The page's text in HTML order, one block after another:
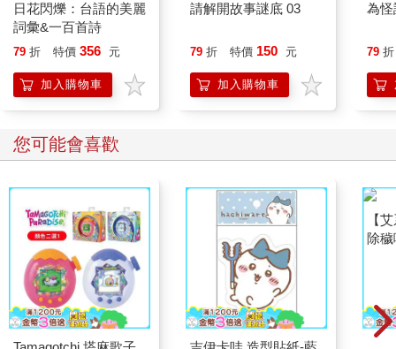
日花閃爍：台語的美麗
詞彙&一百首詩
79 折 特價 356 元
加入購物車
請解開故事謎底 03
79 折 特價 150 元
加入購物車
為怪
79 折
您可能會喜歡
【
除